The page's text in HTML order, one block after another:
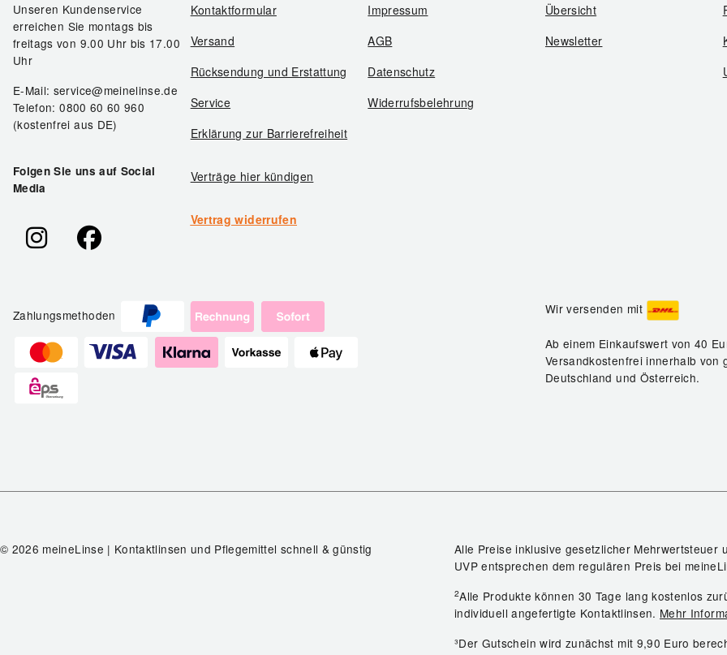
Unseren Kundenservice
erreichen Sie montags bis
freitags von 9.00 Uhr bis 17.00
Uhr
E-Mail: service@meinelinse.de
Telefon: 0800 60 60 960
(kostenfrei aus DE)
Folgen Sie uns auf Social
Media
Kontaktformular
Versand
Rücksendung und Erstattung
Service
Erklärung zur Barrierefreiheit
Verträge hier kündigen
Vertrag widerrufen
Impressum
AGB
Datenschutz
Widerrufsbelehrung
Übersicht
Newsletter
Zahlungsmethoden Wir versenden mit
Ab einem Einkaufswert von 40
Versandkostenfrei innerhalb von
Deutschland und Österreich.
© 2026 meineLinse | Kontaktlinsen und Pflegemittel schnell & günstig
Alle Preise inklusive gesetzlicher Mehrwertsteuer
UVP entsprechen dem regulären Preis bei
2Alle Produkte können 30 Tage lang kostenlos
individuell angefertigte Kontaktlinsen. Mehr
³Der Gutschein wird zunächst mit 9,90 Euro